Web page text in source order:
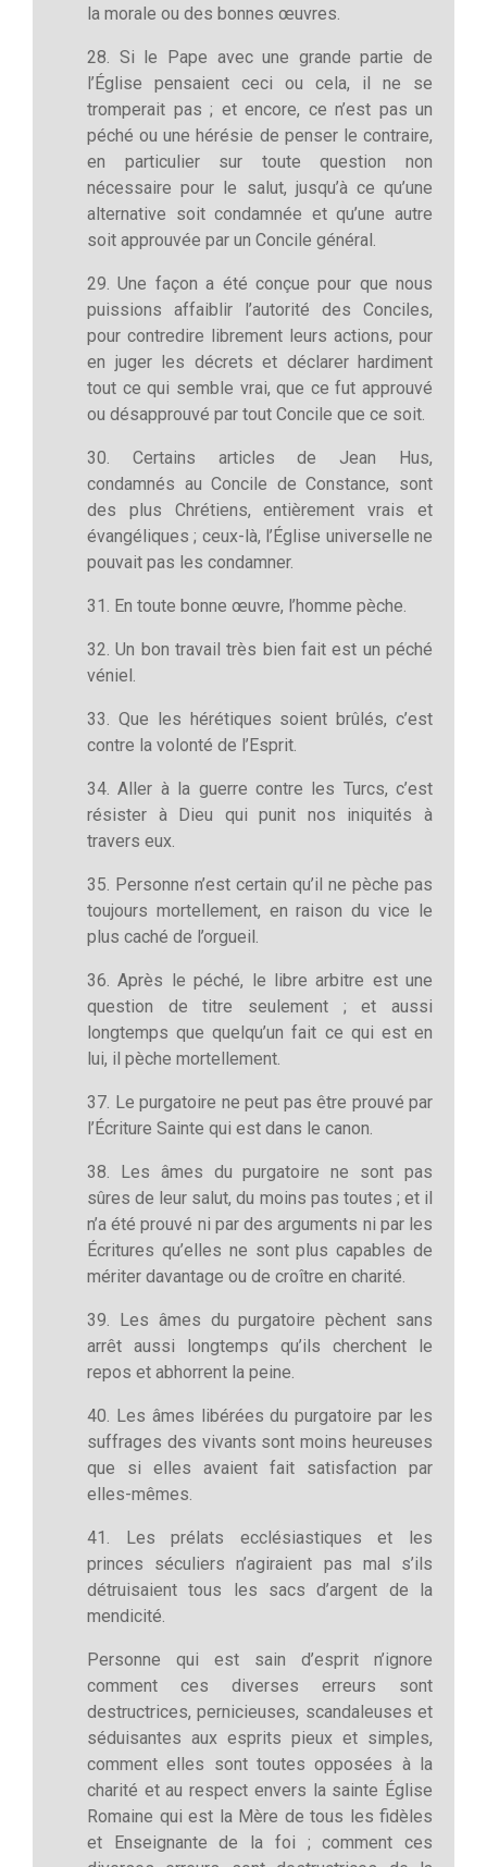
la morale ou des bonnes œuvres.
28. Si le Pape avec une grande partie de
l’Église pensaient ceci ou cela, il ne se
tromperait pas ; et encore, ce n’est pas un
péché ou une hérésie de penser le contraire,
en particulier sur toute question non
nécessaire pour le salut, jusqu’à ce qu’une
alternative soit condamnée et qu’une autre
soit approuvée par un Concile général.
29. Une façon a été conçue pour que nous
puissions affaiblir l’autorité des Conciles,
pour contredire librement leurs actions, pour
en juger les décrets et déclarer hardiment
tout ce qui semble vrai, que ce fut approuvé
ou désapprouvé par tout Concile que ce soit.
30. Certains articles de Jean Hus,
condamnés au Concile de Constance, sont
des plus Chrétiens, entièrement vrais et
évangéliques ; ceux-là, l’Église universelle ne
pouvait pas les condamner.
31. En toute bonne œuvre, l’homme pèche.
32. Un bon travail très bien fait est un péché
véniel.
33. Que les hérétiques soient brûlés, c’est
contre la volonté de l’Esprit.
34. Aller à la guerre contre les Turcs, c’est
résister à Dieu qui punit nos iniquités à
travers eux.
35. Personne n’est certain qu’il ne pèche pas
toujours mortellement, en raison du vice le
plus caché de l’orgueil.
36. Après le péché, le libre arbitre est une
question de titre seulement ; et aussi
longtemps que quelqu’un fait ce qui est en
lui, il pèche mortellement.
37. Le purgatoire ne peut pas être prouvé par
l’Écriture Sainte qui est dans le canon.
38. Les âmes du purgatoire ne sont pas
sûres de leur salut, du moins pas toutes ; et il
n’a été prouvé ni par des arguments ni par les
Écritures qu’elles ne sont plus capables de
mériter davantage ou de croître en charité.
39. Les âmes du purgatoire pèchent sans
arrêt aussi longtemps qu’ils cherchent le
repos et abhorrent la peine.
40. Les âmes libérées du purgatoire par les
suffrages des vivants sont moins heureuses
que si elles avaient fait satisfaction par
elles-mêmes.
41. Les prélats ecclésiastiques et les
princes séculiers n’agiraient pas mal s’ils
détruisaient tous les sacs d’argent de la
mendicité.
Personne qui est sain d’esprit n’ignore
comment ces diverses erreurs sont
destructrices, pernicieuses, scandaleuses et
séduisantes aux esprits pieux et simples,
comment elles sont toutes opposées à la
charité et au respect envers la sainte Église
Romaine qui est la Mère de tous les fidèles
et Enseignante de la foi ; comment ces